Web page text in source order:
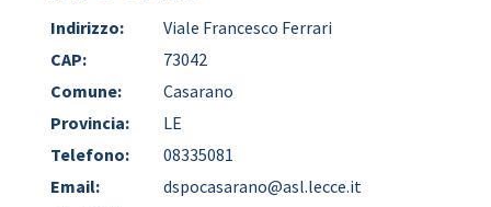
Indirizzo:
Viale Francesco Ferrari
CAP:
73042
Comune:
Casarano
Provincia:
LE
Telefono:
08335081
Email:
dspocasarano@asl.lecce.it